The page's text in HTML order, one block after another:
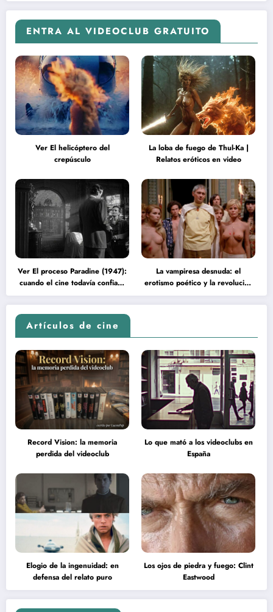
ENTRA AL VIDEOCLUB GRATUITO
Ver El helicóptero del
crepúsculo
La loba de fuego de Thul-Ka |
Relatos eróticos en video
Ver El proceso Paradine (1947):
cuando el cine todavía confiaba
en la inteligencia del espectador
La vampiresa desnuda: el
erotismo poético y la revolución
psicodélica de Jean Rollin
Artículos de cine
Record Vision: la memoria
perdida del videoclub
Lo que mató a los videoclubs en
España
Elogio de la ingenuidad: en
defensa del relato puro
Los ojos de piedra y fuego: Clint
Eastwood